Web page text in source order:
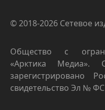
© 2018-2026 Сетевое
Общество с
«Арктика Медиа».
зарегистрировано
свидетельство Эл № ФС